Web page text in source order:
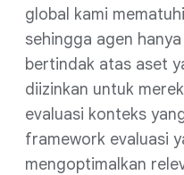
global kami
sehingga agen
bertindak atas aset
diizinkan untuk
evaluasi konteks
framework evaluasi
mengoptimalkan